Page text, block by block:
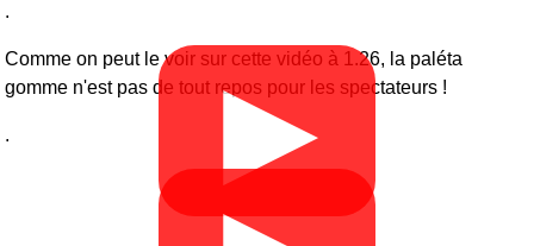
.
▶
Comme on peut le voir sur cette vidéo à 1.26, la paléta
gomme n'est pas de tout repos pour les spectateurs !
.